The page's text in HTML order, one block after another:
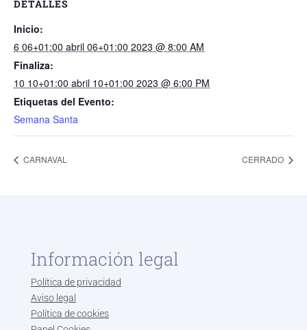
DETALLES
Inicio:
6 06+01:00 abril 06+01:00 2023 @ 8:00 AM
Finaliza:
10 10+01:00 abril 10+01:00 2023 @ 6:00 PM
Etiquetas del Evento:
Semana Santa
CARNAVAL CERRADO
Información legal
Política de privacidad
Aviso legal
Política de cookies